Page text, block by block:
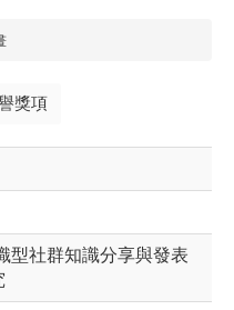
獎項
型社群知識分享與發表